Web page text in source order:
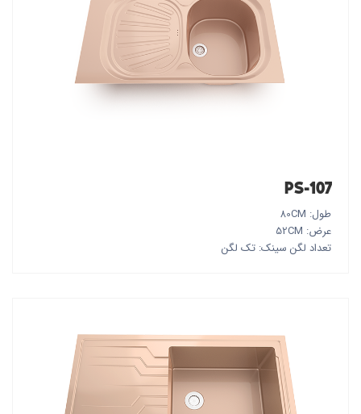
PS-107
طول: 80CM
عرض: 52CM
تعداد لگن سینک: تک لگن